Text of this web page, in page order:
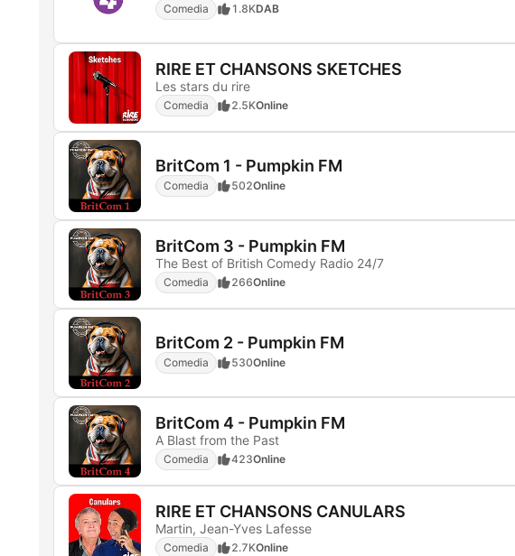
Comedia 1.8KDAB
RIRE ET CHANSONS SKETCHES
Les stars du rire
Comedia 2.5KOnline
BritCom 1 - Pumpkin FM
Comedia 502Online
BritCom 3 - Pumpkin FM
The Best of British Comedy Radio 24/7
Comedia 266Online
BritCom 2 - Pumpkin FM
Comedia 530Online
BritCom 4 - Pumpkin FM
A Blast from the Past
Comedia 423Online
RIRE ET CHANSONS CANULARS
Martin, Jean-Yves Lafesse
Comedia 2.7KOnline